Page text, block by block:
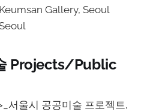
Gallery, Seoul
Projects/Public
서울시 공공미술 프로젝트,